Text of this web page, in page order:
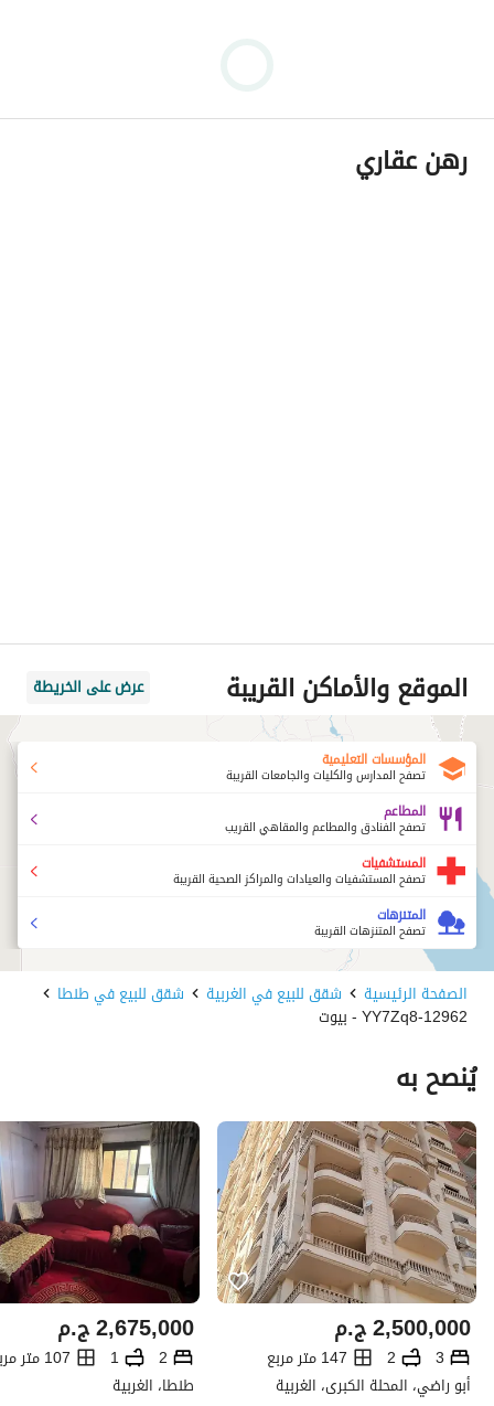
رهن عقاري
الموقع والأماكن القريبة عرض على الخريطة
المؤسسات التعليمية
تصفح المدارس والكليات والجامعات القريبة
المطاعم
تصفح الفنادق والمطاعم والمقاهي القريب
المستشفيات
تصفح المستشفيات والعيادات والمراكز الصحية القريبة
المتنزهات
تصفح المتنزهات القريبة
الصفحة الرئيسية شقق للبيع في الغربية شقق للبيع في طنطا
12962-YY7Zq8 - بيوت
يُنصح به
ج.م2,500,000
3
2
147 متر مربع
أبو راضي، المحلة الكبرى، الغربية
ج.م2,675,000
2
1
107 متر مربع
طنطا، الغربية